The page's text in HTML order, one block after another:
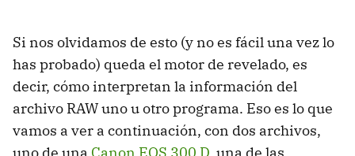
Si nos olvidamos de esto (y no es fácil una vez lo
has probado) queda el motor de revelado, es
decir, cómo interpretan la información del
archivo RAW uno u otro programa. Eso es lo que
vamos a ver a continuación, con dos archivos,
uno de una Canon EOS 300 D , una de las